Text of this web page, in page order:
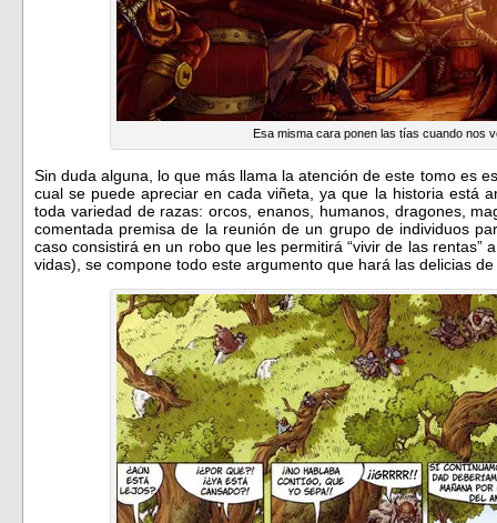
Esa misma cara ponen las tías cuando nos
Sin duda alguna, lo que más llama la atención de este tomo es
cual se puede apreciar en cada viñeta, ya que la historia está
toda variedad de razas: orcos, enanos, humanos, dragones,
comentada premisa de la reunión de un grupo de individuos
caso consistirá en un robo que les permitirá “vivir de las rentas”
vidas), se compone todo este argumento que hará las delicias